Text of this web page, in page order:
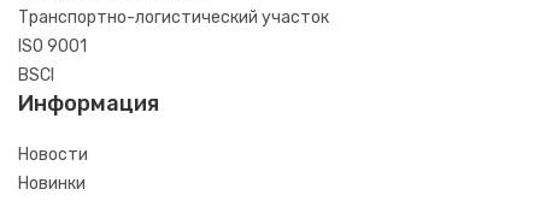
Транспортно-логистический участок
ISO 9001
BSCI
Информация
Новости
Новинки